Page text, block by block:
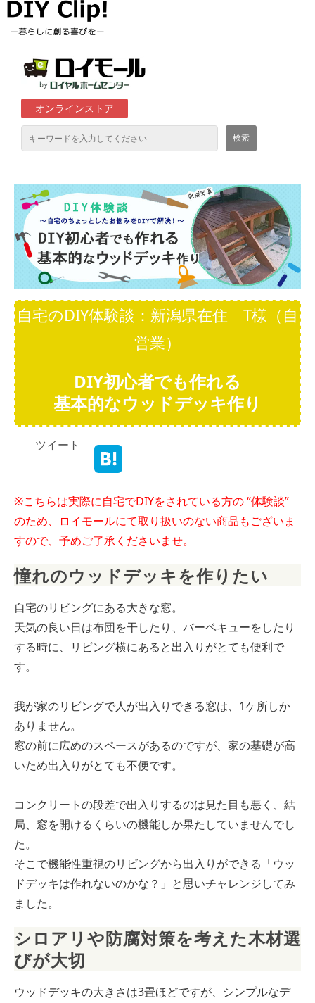
オンラインストア
ロイヤルホームセンター店舗
自宅のDIY体験談：新潟県在住 T様（自
営業）
DIY初心者でも作れる
基本的なウッドデッキ作り
ツイート
※こちらは実際に自宅でDIYをされている方の “体験談”
のため、ロイモールにて取り扱いのない商品もございま
すので、予めご了承くださいませ。
憧れのウッドデッキを作りたい
自宅のリビングにある大きな窓。
天気の良い日は布団を干したり、バーベキューをしたり
する時に、リビング横にあると出入りがとても便利で
す。
我が家のリビングで人が出入りできる窓は、1ケ所しか
ありません。
窓の前に広めのスペースがあるのですが、家の基礎が高
いため出入りがとても不便です。
コンクリートの段差で出入りするのは見た目も悪く、結
局、窓を開けるくらいの機能しか果たしていませんでし
た。
そこで機能性重視のリビングから出入りができる「ウッ
ドデッキは作れないのかな？」と思いチャレンジしてみ
ました。
シロアリや防腐対策を考えた木材選
びが大切
ウッドデッキの大きさは3畳ほどですが、シンプルなデ